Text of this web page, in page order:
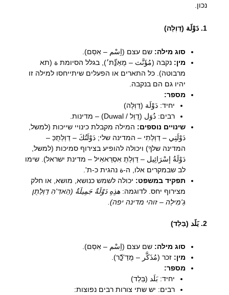
נכון.
1. دَوْلَة (דַוְלָה)
סוג מילה: שם עצם (اِسْم – אִסְם).
מין: נקבה (مُؤَنَّث – מֻאַנַּّת׳), בגלל הסיומת ة (תא
מרבוטה). כל התארים או הפעלים שיתייחסו למילה זו
יהיו גם הם בנקבה.
מספר:
יחיד: دَوْلَة (דַוְלָה)
רבים: دُوَل (דֻוַל / Duwal) – מדינות.
שינויים נוספים: המילה מקבלת כינויי שייכות (למשל,
دَوْلَتِي – דַוְלַתִי – המדינה שלי; دَوْلَتُكَ – דַוְלַתֻכַּ –
המדינה שלךָ) ויכולה להופיע בצירוף סמיכות (למשל,
دَوْلَةُ إسْرَائِيل – דַוְלַתֻ אִסְרַאאִיל – מדינת ישראל). שימו
לב שבמקרים אלו, ה-ة נהגית כ-ת'.
תפקיד במשפט: יכולה לשמש כנושא, מושא, או חלק
מצירוף יחס. לדוגמה: هذِهِ دَوْلَةٌ جَمِيلَةٌ (הַאדִ'הִ דַוְלַתֻן
גַ'מִילַה – זוהי מדינה יפה).
2. بَلَد (בַּלַד)
סוג מילה: שם עצם (اِسْم – אִסְם).
מין: זכר (مُذَكَّر – מֻדַ'כַּّר).
מספר:
יחיד: بَلَد (בַּלַד)
רבים: יש שתי צורות רבים נפוצות: